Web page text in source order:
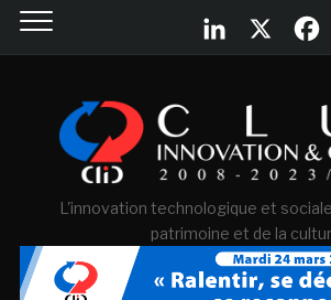
L'innovation technologique et
patrimoine et de la